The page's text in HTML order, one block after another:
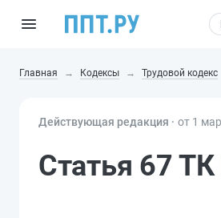
Главная Кодексы Трудовой кодекс
Действующая редакция ⸱ от 1
Статья 67